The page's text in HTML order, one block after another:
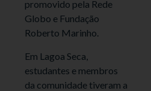
promovido pela Rede
Globo e Fundação
Roberto Marinho.
Em Lagoa Seca,
estudantes e membros
da comunidade tiveram a